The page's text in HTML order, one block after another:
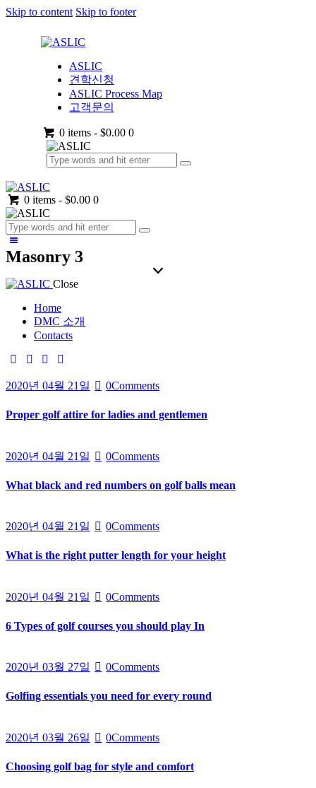
Skip to content Skip to footer
ASLIC
견학신청
ASLIC Process Map
고객문의
0 items -$0.00 0
0 items -$0.00 0
Masonry 3
Close
Home
DMC 소개
Contacts
2020년 04월 21일 0Comments
Proper golf attire for ladies and gentlemen
2020년 04월 21일 0Comments
What black and red numbers on golf balls mean
2020년 04월 21일 0Comments
What is the right putter length for your height
2020년 04월 21일 0Comments
6 Types of golf courses you should play In
2020년 03월 27일 0Comments
Golfing essentials you need for every round
2020년 03월 26일 0Comments
Choosing golf bag for style and comfort